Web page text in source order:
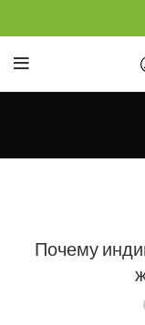
Почему